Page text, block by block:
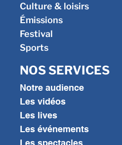
Culture & loisirs
Émissions
Festival
Sports
NOS SERVICES
Notre audience
Les vidéos
Les lives
Les événements